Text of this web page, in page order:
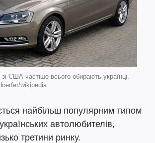
зі США частіше всього обирають українці.
wikipedia
найбільш популярним типом
автолюбителів,
третини ринку.